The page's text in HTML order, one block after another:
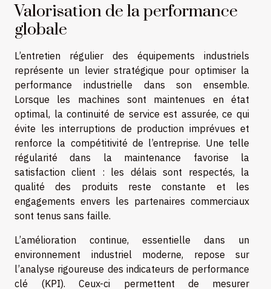
Valorisation de la performance
globale
L’entretien régulier des équipements industriels
représente un levier stratégique pour optimiser la
performance industrielle dans son ensemble.
Lorsque les machines sont maintenues en état
optimal, la continuité de service est assurée, ce qui
évite les interruptions de production imprévues et
renforce la compétitivité de l’entreprise. Une telle
régularité dans la maintenance favorise la
satisfaction client : les délais sont respectés, la
qualité des produits reste constante et les
engagements envers les partenaires commerciaux
sont tenus sans faille.
L’amélioration continue, essentielle dans un
environnement industriel moderne, repose sur
l’analyse rigoureuse des indicateurs de performance
clé (KPI). Ceux-ci permettent de mesurer